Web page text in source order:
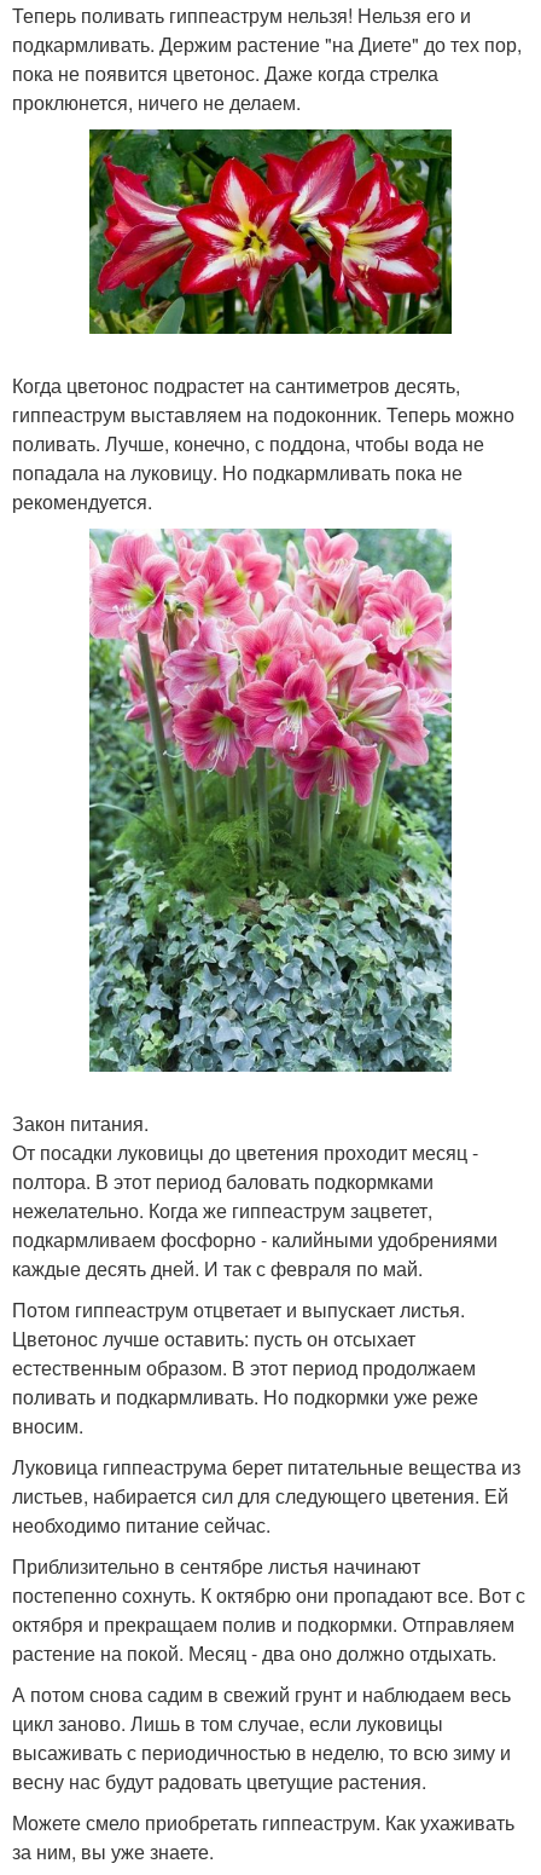
Теперь поливать гиппеаструм нельзя! Нельзя его и
подкармливать. Держим растение "на Диете" до тех пор,
пока не появится цветонос. Даже когда стрелка
проклюнется, ничего не делаем.
Когда цветонос подрастет на сантиметров десять,
гиппеаструм выставляем на подоконник. Теперь можно
поливать. Лучше, конечно, с поддона, чтобы вода не
попадала на луковицу. Но подкармливать пока не
рекомендуется.
Закон питания.
От посадки луковицы до цветения проходит месяц -
полтора. В этот период баловать подкормками
нежелательно. Когда же гиппеаструм зацветет,
подкармливаем фосфорно - калийными удобрениями
каждые десять дней. И так с февраля по май.
Потом гиппеаструм отцветает и выпускает листья.
Цветонос лучше оставить: пусть он отсыхает
естественным образом. В этот период продолжаем
поливать и подкармливать. Но подкормки уже реже
вносим.
Луковица гиппеаструма берет питательные вещества из
листьев, набирается сил для следующего цветения. Ей
необходимо питание сейчас.
Приблизительно в сентябре листья начинают
постепенно сохнуть. К октябрю они пропадают все. Вот с
октября и прекращаем полив и подкормки. Отправляем
растение на покой. Месяц - два оно должно отдыхать.
А потом снова садим в свежий грунт и наблюдаем весь
цикл заново. Лишь в том случае, если луковицы
высаживать с периодичностью в неделю, то всю зиму и
весну нас будут радовать цветущие растения.
Можете смело приобретать гиппеаструм. Как ухаживать
за ним, вы уже знаете.